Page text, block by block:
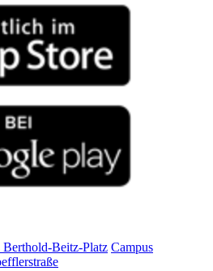
Berthold-Beitz-Platz Campus